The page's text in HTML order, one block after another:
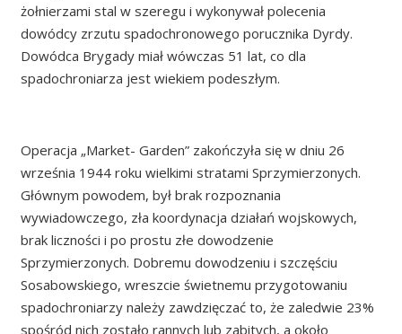
żołnierzami stal w szeregu i wykonywał polecenia
dowódcy zrzutu spadochronowego porucznika Dyrdy.
Dowódca Brygady miał wówczas 51 lat, co dla
spadochroniarza jest wiekiem podeszłym.
Operacja „Market- Garden” zakończyła się w dniu 26
września 1944 roku wielkimi stratami Sprzymierzonych.
Głównym powodem, był brak rozpoznania
wywiadowczego, zła koordynacja działań wojskowych,
brak liczności i po prostu złe dowodzenie
Sprzymierzonych. Dobremu dowodzeniu i szczęściu
Sosabowskiego, wreszcie świetnemu przygotowaniu
spadochroniarzy należy zawdzięczać to, że zaledwie 23%
spośród nich zostało rannych lub zabitych, a około